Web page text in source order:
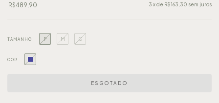
R$489,90 3 x de R$163,30 sem juros
TAMANHO P M G
COR